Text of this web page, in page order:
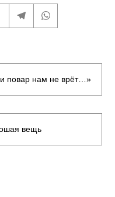
повар нам не врёт…»
вещь